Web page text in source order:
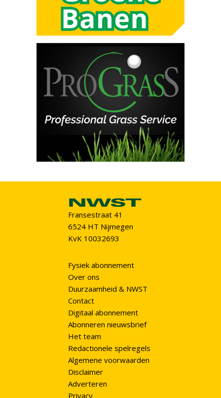
Fransestraat 41
6524 HT Nijmegen
KvK 10032693
Fysiek abonnement
Over ons
Duurzaamheid & NWST
Contact
Digitaal abonnement
Abonneren nieuwsbrief
Het team
Redactionele spelregels
Algemene voorwaarden
Disclaimer
Adverteren
Privacy